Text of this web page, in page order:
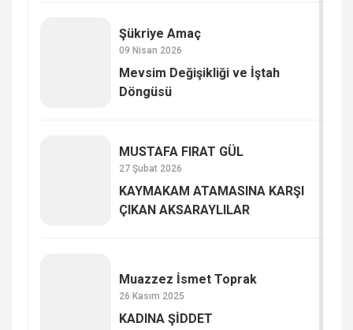
Şükriye Amaç
09 Nisan 2026
Mevsim Değişikliği ve İştah
Döngüsü
MUSTAFA FIRAT GÜL
27 Şubat 2026
KAYMAKAM ATAMASINA KARŞI
ÇIKAN AKSARAYLILAR
Muazzez İsmet Toprak
26 Kasım 2025
KADINA ŞİDDET